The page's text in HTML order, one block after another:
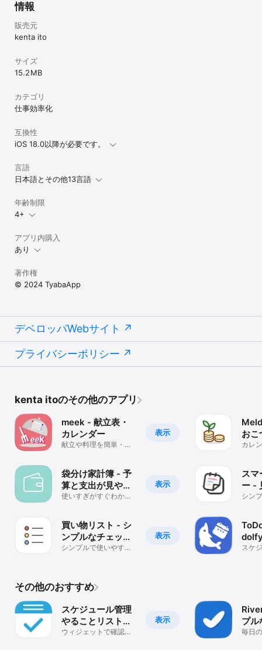
情報
販売元
kenta ito
サイズ
15.2 MB
カテゴリ
仕事効率化
互換性
iOS 18.0以降が必要です。
言語
日本語とその他13言語
年齢制限
4+
アプリ内購入
あり
著作権
© 2024 TyabaApp
デベロッパWebサイト
プライバシーポリシー
kenta itoのその他のアプリ
表示
meek - 献立表・
カレンダー
献立や料理を簡単・シ
表示
袋分け家計簿 - 予
算と支出が見やす
いかけいぼ
使いすぎがすぐわかる
表示
買い物リスト - シ
ンプルなチェック
リスト・メモ
シンプルで使いやすい
おこ
カレ
ス
ー -
ジェ
シン
スケ
その他のおすすめ
表示
スケジュール管理
やることリスト
ToDo 縦型カレン
ウィジェットで確認し
プル
スト
毎日